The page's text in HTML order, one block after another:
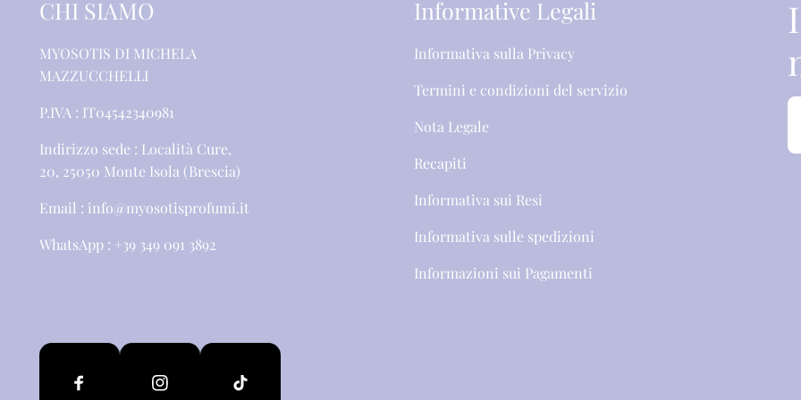
CHI SIAMO
MYOSOTIS DI MICHELA
MAZZUCCHELLI
P.IVA : IT04542340981
Indirizzo sede : Località Cure,
20, 25050 Monte Isola (Brescia)
Email : info@myosotisprofumi.it
WhatsApp : +39 349 091 3892
Informative Legali
Informativa sulla Privacy
Termini e condizioni del servizio
Nota Legale
Recapiti
Informativa sui Resi
Informativa sulle spedizioni
Informazioni sui Pagamenti